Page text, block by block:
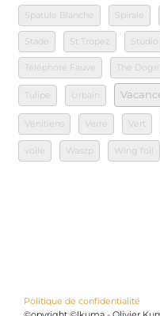
Spatule Blanche Spirale
Stade St Tropez Studio
Téléphore Fauve The
Tulipe Urbain
Vénitiens Verre Vert
voile Waszp Wing foil
Politique de confidentialité